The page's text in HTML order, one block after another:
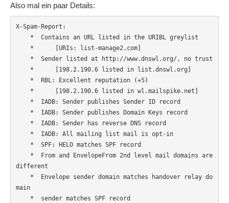
Also mal ein paar Details:
X-Spam-Report:
*  Contains an URL listed in the URIBL greylist
*  Sender listed at http://www.dnswl.org/, no trust
*      [198.2.190.6 listed in list.dnswl.org]
*  RBL: Excellent reputation (+5)
*      [198.2.190.6 listed in wl.mailspike.net]
*  IADB: Sender publishes Sender ID record
*  IADB: Sender publishes Domain Keys record
*  IADB: Sender has reverse DNS record
*  IADB: All mailing list mail is opt-in
*  SPF: HELO matches SPF record
*  From and EnvelopeFrom 2nd level mail domains are
different
*  Envelope sender domain matches handover relay do
main
*  sender matches SPF record